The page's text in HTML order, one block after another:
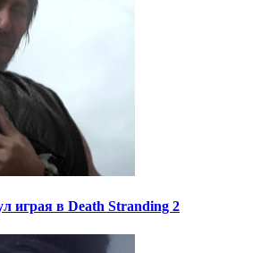
играя в Death Stranding 2